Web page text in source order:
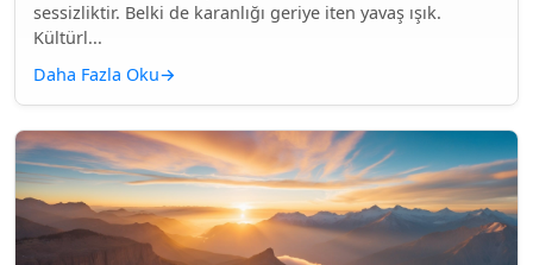
sessizliktir. Belki de karanlığı geriye iten yavaş ışık.
Kültürl...
Daha Fazla Oku→